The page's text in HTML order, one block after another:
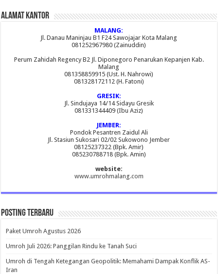
Alamat Kantor
MALANG:
Jl. Danau Maninjau B1 F24 Sawojajar Kota Malang
081252967980 (Zainuddin)
Perum Zahidah Regency B2 Jl. Diponegoro Penarukan Kepanjen Kab.
Malang
081358859915 (Ust. H. Nahrowi)
081328172112 (H. Fatoni)
GRESIK:
Jl. Sindujaya 14/14 Sidayu Gresik
081331344409 (Ibu Aziz)
JEMBER:
Pondok Pesantren Zaidul Ali
Jl. Stasiun Sukosari 02/02 Sukowono Jember
08125237322 (Bpk. Amir)
085230788718 (Bpk. Amin)
website:
www.umrohmalang.com
Posting Terbaru
Paket Umroh Agustus 2026
Umroh Juli 2026: Panggilan Rindu ke Tanah Suci
Umroh di Tengah Ketegangan Geopolitik: Memahami Dampak Konflik AS-
Iran